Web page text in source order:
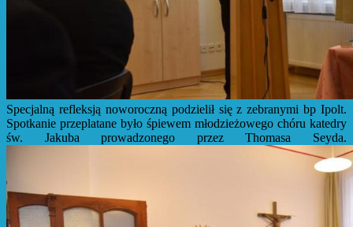
Specjalną refleksją noworoczną podzielił się z zebranymi bp Ipolt.
Spotkanie przeplatane było śpiewem młodzieżowego chóru katedry
św. Jakuba prowadzonego przez Thomasa Seyda.